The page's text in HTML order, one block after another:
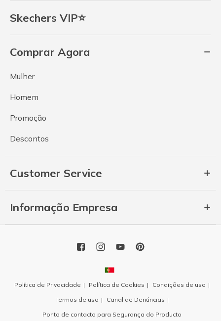
Skechers VIP⭐
Comprar Agora
Mulher
Homem
Promoção
Descontos
Customer Service
Informação Empresa
Política de Privacidade Política de Cookies
Condições de uso
Termos de uso
Canal de Denúncias
Ponto de contacto para Segurança do Producto